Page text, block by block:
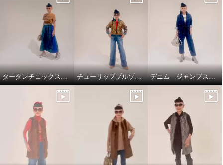
キョウコ ヒガ ソフトデニム ジ
ャンプスーツ
Ｓ〜Ｍ
¥0
タータンチェックスカートで、新鮮スタイリング チューリップブルゾンと、ブラストパギーパンツ デニム ジャンプスーツ